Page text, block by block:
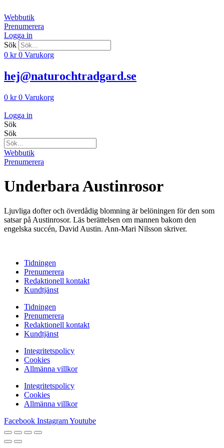
till
innehåll
Webbutik
Prenumerera
Logga in
Sök
0 kr 0 Varukorg
hej@naturochtradgard.se
0 kr 0 Varukorg
Logga in
Sök
Sök
Webbutik
Prenumerera
Underbara Austinrosor
Ljuvliga dofter och överdådig blomning är belöningen för den som
satsar på Austinrosor. Läs berättelsen om mannen bakom den
engelska succén, David Austin. Ann-Mari Nilsson skriver.
Tidningen
Prenumerera
Redaktionell kontakt
Kundtjänst
Tidningen
Prenumerera
Redaktionell kontakt
Kundtjänst
Integritetspolicy
Cookies
Allmänna villkor
Integritetspolicy
Cookies
Allmänna villkor
Facebook InstagramYoutube